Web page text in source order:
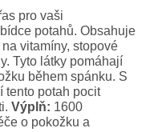
pro vaši
potahů. Obsahuje
vitamíny, stopové
Tyto látky pomáhají
během spánku. S
tento potah pocit
Výplň: 1600
o pokožku a